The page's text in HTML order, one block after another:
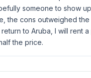
someone to show
the cons outweighed the
to Aruba, I will rent
the price.